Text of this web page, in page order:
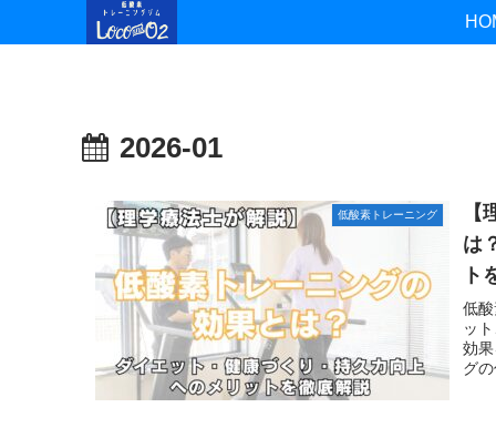
2026-01
低酸素トレーニング
は
ト
低
ッ
効
グ